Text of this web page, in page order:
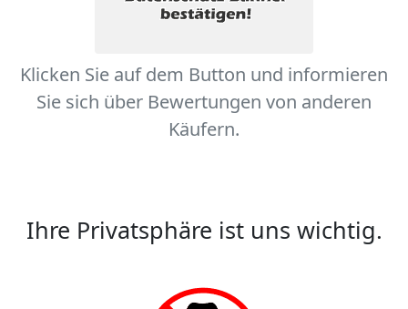
Klicken Sie auf dem Button und informieren
Sie sich über Bewertungen von anderen
Käufern.
Ihre Privatsphäre ist uns wichtig.